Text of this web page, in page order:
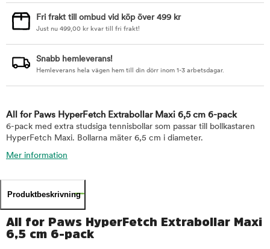
Fri frakt till ombud vid köp över 499 kr
Just nu 499,00 kr kvar till fri frakt!
Snabb hemleverans!
Hemleverans hela vägen hem till din dörr inom 1-3 arbetsdagar.
All for Paws HyperFetch Extrabollar Maxi 6,5 cm 6-pack
6-pack med extra studsiga tennisbollar som passar till bollkastaren
HyperFetch Maxi. Bollarna mäter 6,5 cm i diameter.
Mer information
Produktbeskrivning
All for Paws HyperFetch Extrabollar Maxi
6,5 cm 6-pack